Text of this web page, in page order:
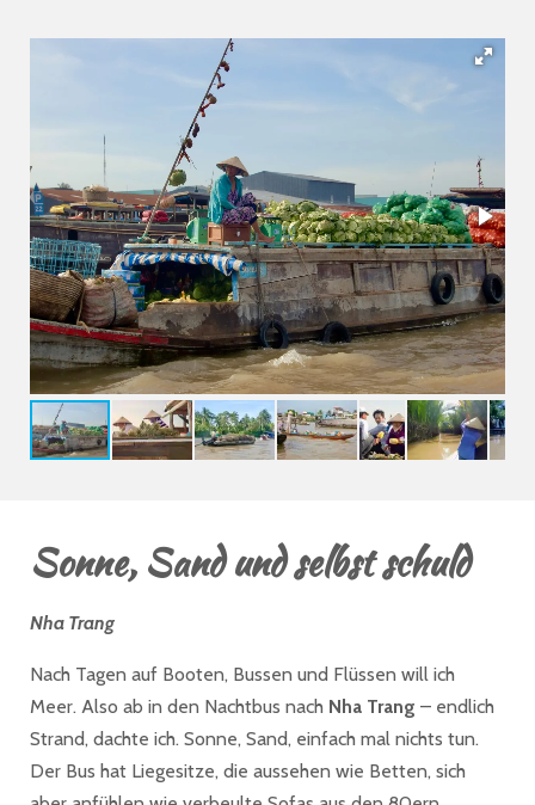
Sonne, Sand und selbst schuld
Nha Trang
Nach Tagen auf Booten, Bussen und Flüssen will ich
Meer. Also ab in den Nachtbus nach Nha Trang – endlich
Strand, dachte ich. Sonne, Sand, einfach mal nichts tun.
Der Bus hat Liegesitze, die aussehen wie Betten, sich